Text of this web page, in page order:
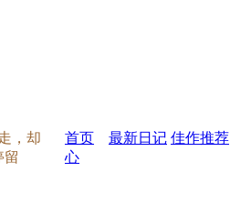
，却
留
首页 最新日记 佳作推荐
心